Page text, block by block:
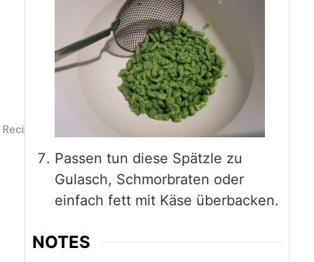
Passen tun diese Spätzle zu
Gulasch, Schmorbraten oder
einfach fett mit Käse überbacken.
NOTES
Recipe Rating